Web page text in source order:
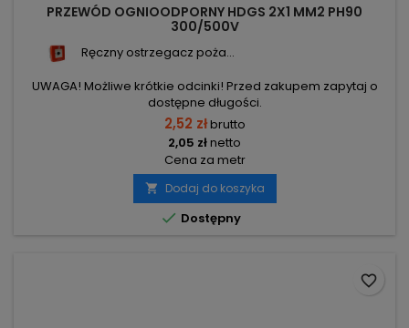
PRZEWÓD OGNIOODPORNY HDGS 2X1 MM2 PH90
300/500V
Ręczny ostrzegacz poża...
UWAGA! Możliwe krótkie odcinki! Przed zakupem zapytaj o
dostępne długości.
2,52 złbrutto
2,05 złnetto
Cena za metr
 Dodaj do koszyka
 Dostępny
favorite_border